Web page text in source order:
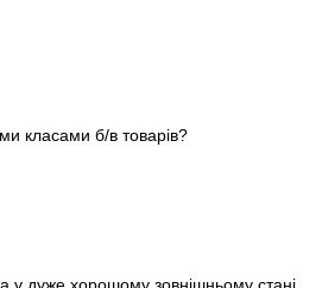
класами б/в товарів?